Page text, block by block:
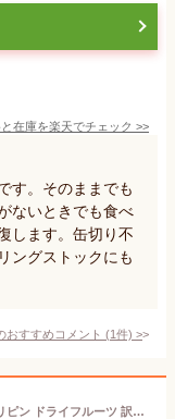
在庫を楽天でチェック >>
す。そのままでも
ないときでも食べ
します。缶切り不
ングストックにも
おすすめコメント (1件) >
バナナチップス 有機 JAS 砂糖不使用 フィリピン ドライフルーツ 訳あり 300g オーガニック バナナ 有機JAS認証 お菓子 割れ欠け ドライチップス 栄養補給 食物繊維 カリウム おやつ 健康 美容 トッピング 送料無料